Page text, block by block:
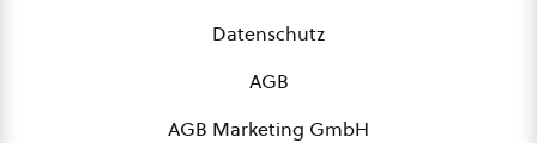
Datenschutz
AGB
AGB Marketing GmbH